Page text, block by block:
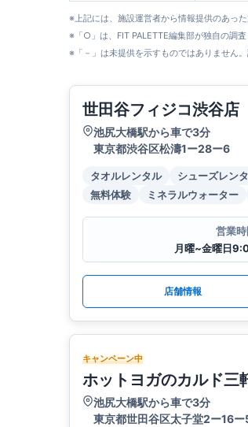
※上記には、施設運営者から情報提供のあっ
※「○」は、FIT PALETTE編集部が独自の調
※「－」は未提供を示すものではありません
世田谷フィジコ渋谷店
池尻大橋駅から車で3分
東京都渋谷区松濤1ー28ー6
タオルレンタル シューズレン
無料体験
ミネラルウォーター
営業時
月曜~金曜日
店舗情報
キャンペーン中
ホットヨガのカルド三
池尻大橋駅から車で3分
東京都世田谷区太子堂2ー16